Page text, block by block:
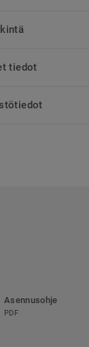
tiedot
Asennusohje
PDF